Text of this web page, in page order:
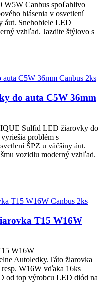
W5W Canbus spoľahlivo
hlásenia v osvetlení
áut. Snehobiele LED
vzhľad. Jazdite štýlovo s
do auta C5W 36mm
Sulfid LED žiarovky do
problém s
ŠPZ u väčšiny áut.
vozidlu moderný vzhľad.
T15 W16W
W16W
Autoledky.Táto žiarovka
W16W vďaka 16ks
od top výrobcu LED diód na